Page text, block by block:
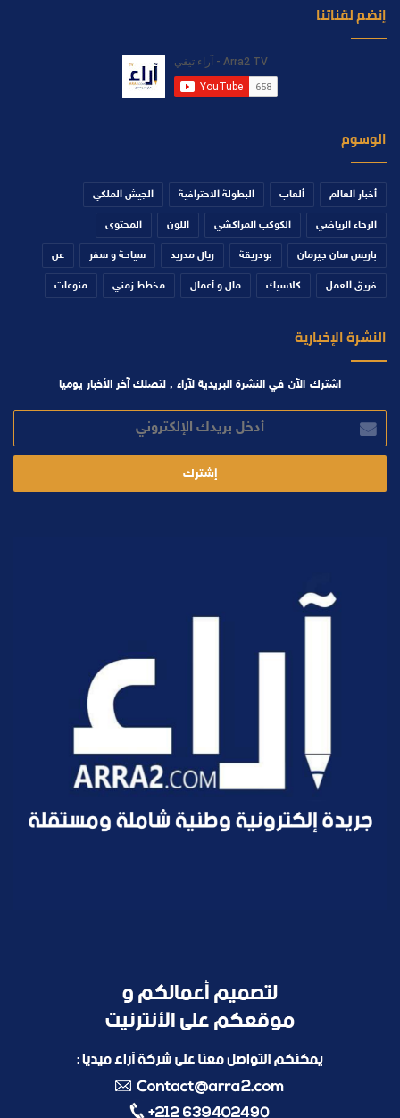
إنضم لقناتنا
الوسوم
أخبار العالم ألعاب البطولة الاحترافية الجيش الملكي
الرجاء الرياضي الكوكب المراكشي اللون المحتوى
باريس سان جيرمان بودريقة ريال مدريد سياحة و سفر عن
فريق العمل كلاسيك مال و أعمال مخطط زمني منوعات
النشرة الإخبارية
اشترك الآن في النشرة البريدية لآراء , لتصلك آخر الأخبار يوميا
بريدك
الإلكتروني